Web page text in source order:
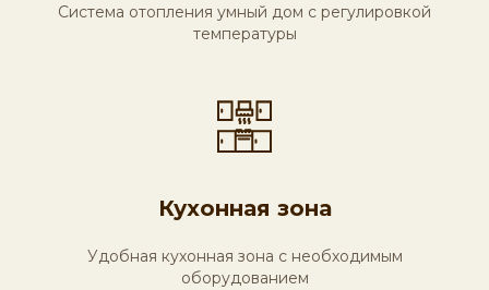
Система отопления умный дом с регулировкой
температуры
Кухонная зона
Удобная кухонная зона с необходимым
оборудованием